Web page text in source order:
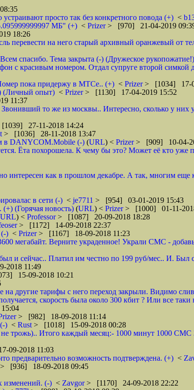
просто так без конкретного повода (+) <
МБ" (+) < Prizer> [970] 21-04-2019
18:26
на него старый архивный оранжевый от
спасибо. Тема закрыта (-) (Дружеское рукопожатие!)
с красивым номером. Отдал супруге второй симкой
пока придержу в МТСе.. (+) < Prizer> [1034] 17-
(Личный опыт) < Prizer> [1130] 17-04-2019 15:52
11:37
то же из москвы.. Интересно, сколько у
27-11-2018 14:24
> [1036] 28-11-2018 13:47
в DANYCOM.Mobile (-) (URL) < Prizer> [909] 10-04-
Ёта похорошела. К чему бы это? Может её кто уже
интересен как в прошлом декабре. А так, многим
в сети (-) < je7711 > [954] 03-01-2019 15:43
(Горячая новость) (URL) < Prizer> [1000] 01-11-
URL) < Professor> [1087] 20-09-2018 18:28
> [1172] 14-09-2018 22:37
) < Prizer> [1167] 18-09-2018 11:23
мегабайт. Верните украденное! Украли СМС -
и сейчас.. Платил им честно по 199 руб/мес.. И.
11:49
15-09-2018 10:21
на другие тарифы с него переход закрыли. Видимо
скорость была около 300 кбит ? Или все
> [982] 18-09-2018 11:14
) < Rust > [1018] 15-09-2018 00:28
трожь).. Итого каждый месяц:- 1000 минут 1000
09-2018 11:03
предварительно возможность подтверждена. (+) <
> [936] 18-09-2018 09:45
изменений. (-) < Zavgor> [1170] 24-09-2018 22:22